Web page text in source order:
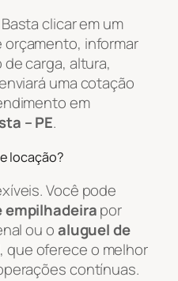
clicar em um
informar
carga, altura,
uma cotação
em
– PE.
locação?
Você pode
empilhadeirapor
ou oaluguel de
, que oferece o melhor
contínuas.